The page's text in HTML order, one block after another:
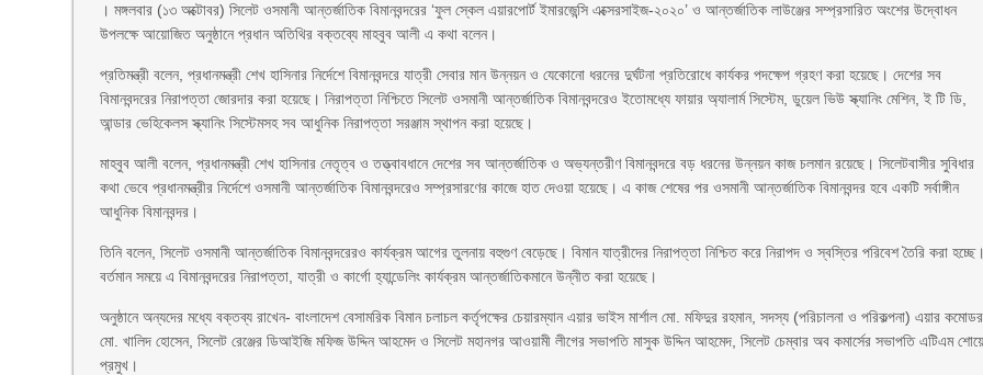
। মঙ্গলবার (১৩ অক্টোবর) সিলেট ওসমানী আন্তর্জাতিক বিমানবন্দরের ‘ফুল স্কেল এয়ারপোর্ট ইমারজেন্সি এক্সেরসাইজ-২০২০’ ও আন্তর্জাতিক লাউঞ্জের সম্প্রসারিত অংশের উদ্বোধন
উপলক্ষে আয়োজিত অনুষ্ঠানে প্রধান অতিথির বক্তব্যে মাহবুব আলী এ কথা বলেন।
প্রতিমন্ত্রী বলেন, প্রধানমন্ত্রী শেখ হাসিনার নির্দেশে বিমানবন্দরে যাত্রী সেবার মান উন্নয়ন ও যেকোনো ধরনের দুর্ঘটনা প্রতিরোধে কার্যকর পদক্ষেপ গ্রহণ করা হয়েছে। দেশের সব
বিমানবন্দরের নিরাপত্তা জোরদার করা হয়েছে। নিরাপত্তা নিশ্চিতে সিলেট ওসমানী আন্তর্জাতিক বিমানবন্দরেও ইতোমধ্যে ফায়ার অ্যালার্ম সিস্টেম, ডুয়েল ভিউ স্ক্যানিং মেশিন, ই টি ডি,
আন্ডার ভেহিকেলস স্ক্যানিং সিস্টেমসহ সব আধুনিক নিরাপত্তা সরঞ্জাম স্থাপন করা হয়েছে।
মাহবুব আলী বলেন, প্রধানমন্ত্রী শেখ হাসিনার নেতৃত্ব ও তত্ত্বাবধানে দেশের সব আন্তর্জাতিক ও অভ্যন্তরীণ বিমানবন্দরে বড় ধরনের উন্নয়ন কাজ চলমান রয়েছে। সিলেটবাসীর সুবিধার
কথা ভেবে প্রধানমন্ত্রীর নির্দেশে ওসমানী আন্তর্জাতিক বিমানবন্দরেও সম্প্রসারণের কাজে হাত দেওয়া হয়েছে। এ কাজ শেষের পর ওসমানী আন্তর্জাতিক বিমানবন্দর হবে একটি সর্বাঙ্গীন
আধুনিক বিমানবন্দর।
তিনি বলেন, সিলেট ওসমানী আন্তর্জাতিক বিমানবন্দরেরও কার্যক্রম আগের তুলনায় বহুগুণ বেড়েছে। বিমান যাত্রীদের নিরাপত্তা নিশ্চিত করে নিরাপদ ও স্বস্তির পরিবেশ তৈরি করা
বর্তমান সময়ে এ বিমানবন্দরের নিরাপত্তা, যাত্রী ও কার্গো হ্যান্ডেলিং কার্যক্রম আন্তর্জাতিকমানে উন্নীত করা হয়েছে।
অনুষ্ঠানে অন্যদের মধ্যে বক্তব্য রাখেন- বাংলাদেশ বেসামরিক বিমান চলাচল কর্তৃপক্ষের চেয়ারম্যান এয়ার ভাইস মার্শাল মো. মফিদুর রহমান, সদস্য (পরিচালনা ও পরিকল্পনা) এয়ার কমোডর
মো. খালিদ হোসেন, সিলেট রেঞ্জের ডিআইজি মফিজ উদ্দিন আহমেদ ও সিলেট মহানগর আওয়ামী লীগের সভাপতি মাসুক উদ্দিন আহমেদ, সিলেট চেম্বার অব কমার্সের সভাপতি এটিএম
প্রমুখ।